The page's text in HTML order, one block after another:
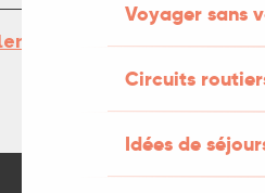
Voyager sans
Circuits
Idées de
une erreur